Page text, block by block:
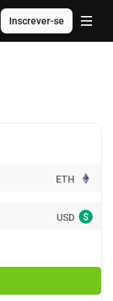
Inscrever-se
ETH
USD $